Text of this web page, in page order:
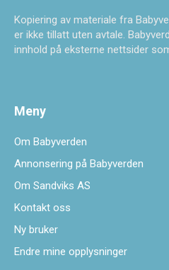
Kopiering av materiale fra
er ikke tillatt uten avtale.
innhold på eksterne nettsider
Meny
Om Babyverden
Annonsering på Babyverden
Om Sandviks AS
Kontakt oss
Ny bruker
Endre mine opplysninger